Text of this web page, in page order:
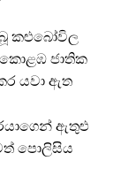
කළුබෝවිල
කොළඹ ජාතික
යවා ඇත
ඇතුළු
පොලිසිය